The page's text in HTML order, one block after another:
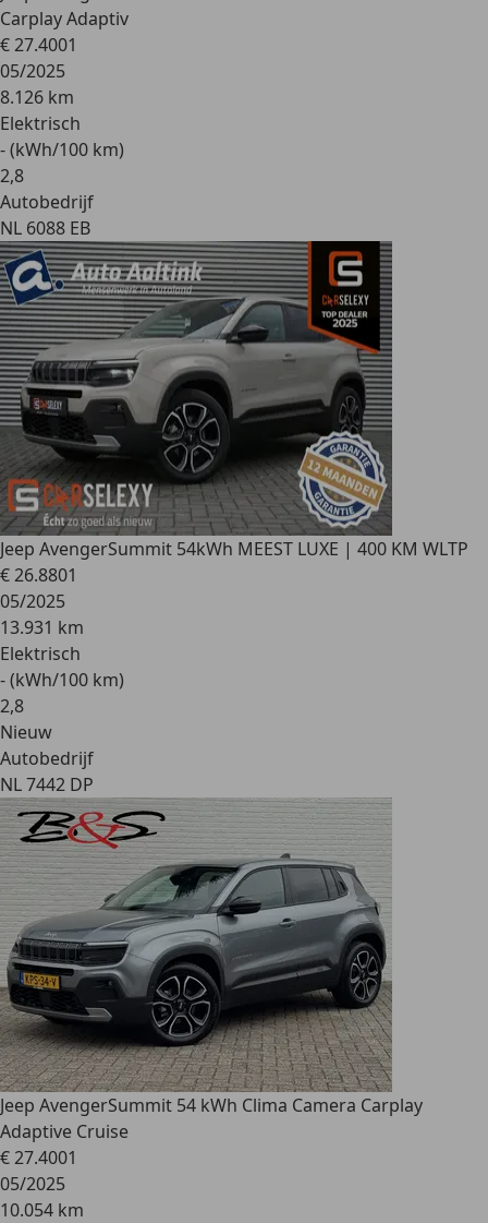
Carplay Adaptiv
€ 27.4001
05/2025
8.126 km
Elektrisch
- (kWh/100 km)
2,8
Autobedrijf
NL 6088 EB
Jeep AvengerSummit 54kWh MEEST LUXE | 400 KM WLTP
€ 26.8801
05/2025
13.931 km
Elektrisch
- (kWh/100 km)
2,8
Nieuw
Autobedrijf
NL 7442 DP
Jeep AvengerSummit 54 kWh Clima Camera Carplay
Adaptive Cruise
€ 27.4001
05/2025
10.054 km